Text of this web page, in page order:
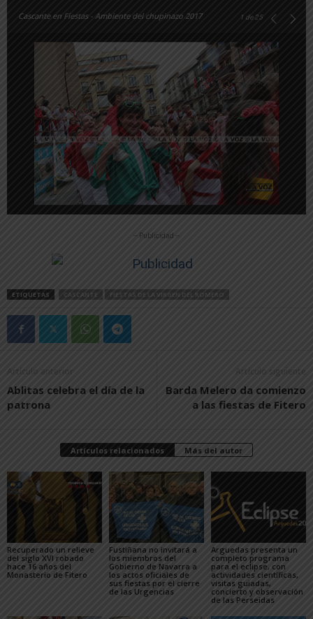
Cascante en Fiestas - Ambiente del chupinazo 2017 1 de 25
-- Publicidad --
ETIQUETAS CASCANTE FIESTAS DE LA VIRGEN DEL ROMERO
Artículo anterior
Ablitas celebra el día de la
patrona
Artículo siguiente
Barda Melero da comienzo
a las fiestas de Fitero
Artículos relacionados Más del autor
Recuperado un relieve
del siglo XVI robado
hace 16 años del
Monasterio de Fitero
Fustiñana no invitará a
los miembros del
Gobierno de Navarra a
los actos oficiales de
sus fiestas por el cierre
de las Urgencias
Arguedas presenta un
completo programa
para el eclipse, con
actividades científicas,
visitas guiadas,
concierto y observación
de las Perseidas